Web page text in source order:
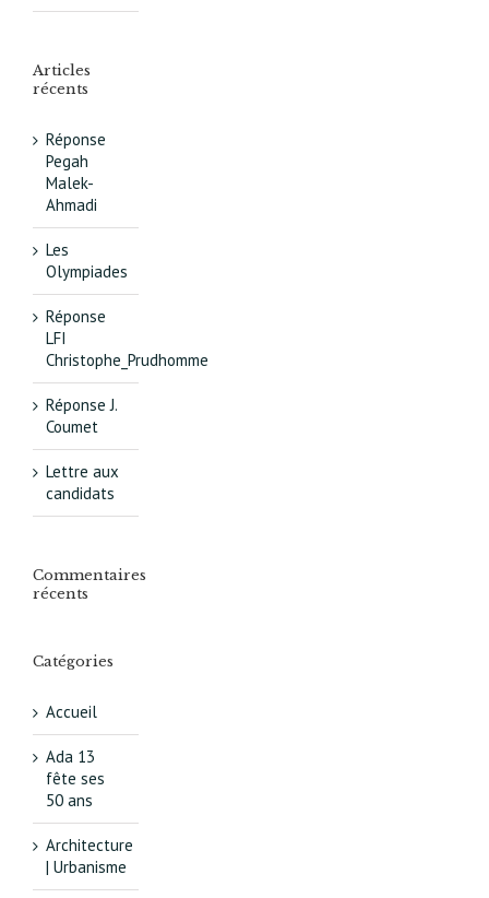
Articles
récents
Réponse
Pegah
Malek-
Ahmadi
Les
Olympiades
Réponse
LFI
Christophe_Prudhomme
Réponse J.
Coumet
Lettre aux
candidats
Commentaires
récents
Catégories
Accueil
Ada 13
fête ses
50 ans
Architecture
| Urbanisme